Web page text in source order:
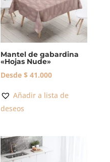
Mantel de gabardina
«Hojas Nude»
Desde $ 41.000
Añadir a lista de
deseos